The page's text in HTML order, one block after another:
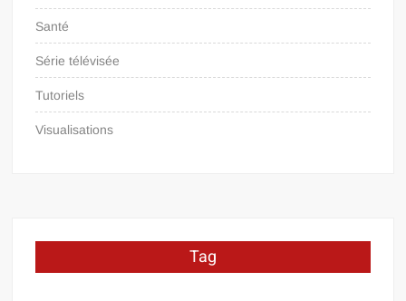
Santé
Série télévisée
Tutoriels
Visualisations
Tag